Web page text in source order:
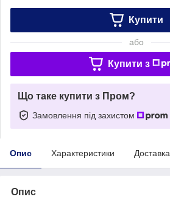
Купити
або
Купити з
Що таке купити з Пром?
Замовлення під захистом
Опис Характеристики Доставка
Опис